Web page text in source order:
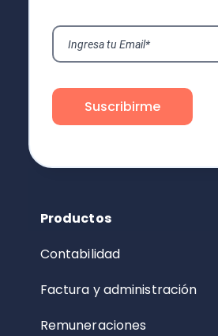
Productos
Contabilidad
Factura y administración
Remuneraciones